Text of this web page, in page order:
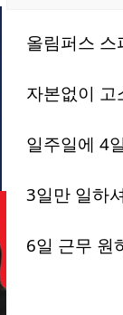
올림퍼스 스
자본없이
일주일에 4
3일만 일하
6일 근무 원